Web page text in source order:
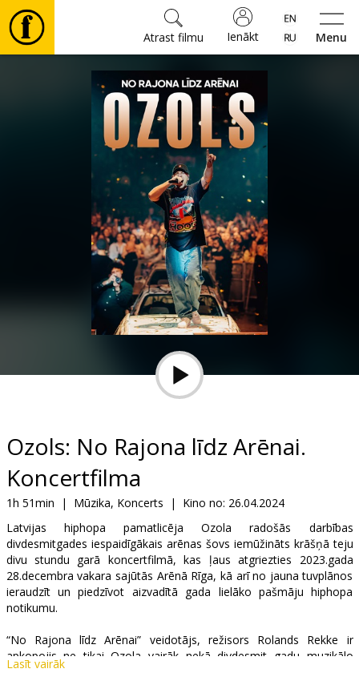
Menu
Ienākt
Atrast filmu
B2B
Kino
Klubs
Ozols: No Rajona līdz Arēnai.
Koncertfilma
1h 51min | Mūzika, Koncerts | Kino no: 26.04.2024
Latvijas hiphopa pamatlicēja Ozola radošās darbības
divdesmitgades iespaidīgākais arēnas šovs iemūžināts krāšņā teju
divu stundu garā koncertfilmā, kas ļaus atgriezties 2023.gada
28.decembra vakara sajūtās Arēnā Rīga, kā arī no jauna tuvplānos
ieraudzīt un piedzīvot aizvadītā gada lielāko pašmāju hiphopa
notikumu.
“No Rajona līdz Arēnai” veidotājs, režisors Rolands Rekke ir
apkopojis ne tikai Ozola vairāk nekā divdesmit gadu muzikālo
veikumu, bet arī komentārus un atziņas no mūziķiem un laika
Lasīt vairāk